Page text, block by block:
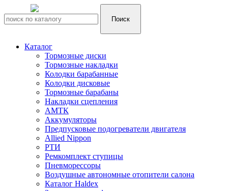
Каталог
Тормозные диски
Тормозные накладки
Колодки барабанные
Колодки дисковые
Тормозные барабаны
Накладки сцепления
АМТК
Аккумуляторы
Предпусковые подогреватели двигателя
Allied Nippon
РТИ
Ремкомплект ступицы
Пневморессоры
Воздушные автономные отопители салона
Каталог Haldex